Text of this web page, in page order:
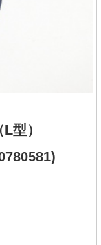
型）